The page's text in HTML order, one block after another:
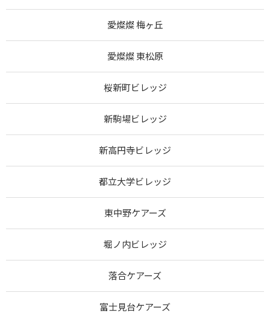
愛燦燦 梅ヶ丘
愛燦燦 東松原
桜新町ビレッジ
新駒場ビレッジ
新高円寺ビレッジ
都立大学ビレッジ
東中野ケアーズ
堀ノ内ビレッジ
落合ケアーズ
富士見台ケアーズ